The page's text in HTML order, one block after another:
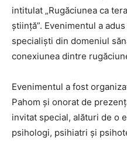
intitulat „Rugăciunea ca
știință”. Evenimentul a
specialiști din domeniul
conexiunea dintre
Evenimentul a fost
Pahom și onorat de
invitat special, alături de o
psihologi, psihiatri și